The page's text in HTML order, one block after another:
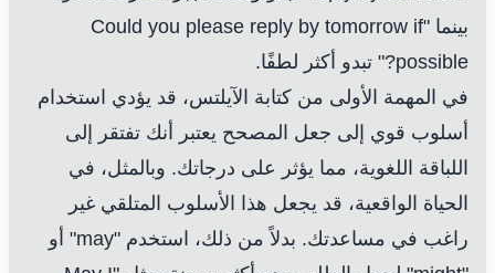
بينما "Could you please reply by tomorrow if
possible?" تبدو أكثر لطفًا.
في المهمة الأولى من كتابة الآيلتس، قد يؤدي استخدام
أسلوب قوي إلى جعل المصحح يعتبر أنك تفتقر إلى
اللباقة اللغوية، مما يؤثر على درجاتك. وبالمثل، في
الحياة الواقعية، قد يجعل هذا الأسلوب المتلقي غير
راغب في مساعدتك. بدلاً من ذلك، استخدم "may" أو